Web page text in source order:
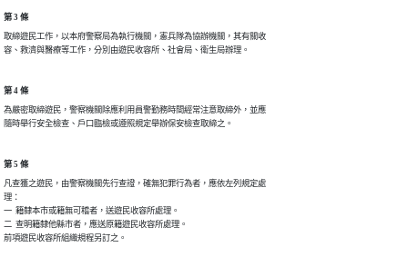
第 3 條
取締遊民工作，以本府警察局為執行機關，憲兵隊為協辦機關，其有關收
第 4 條
為嚴密取締遊民，警察機關除應利用員警勤務時間經常注意取締外，並應
第 5 條
凡查獲之遊民，由警察機關先行查證，確無犯罪行為者，應依左列規定處
理：
一  籍隸本市或籍無可稽者，送遊民收容所處理。
二  查明籍隸他縣市者，應送原籍遊民收容所處理。